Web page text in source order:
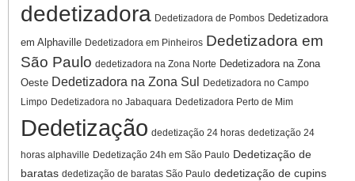
dedetizadora Dedetizadora de Pombos Dedetizadora
em Alphaville Dedetizadora em Pinheiros Dedetizadora em
São Paulo dedetizadora na Zona Norte Dedetizadora na Zona
Oeste Dedetizadora na Zona Sul
Dedetizadora no Campo
Limpo Dedetizadora no Jabaquara Dedetizadora Perto de Mim
Dedetização dedetização 24 horas dedetização 24
horas alphaville Dedetização 24h em São Paulo Dedetização de
baratas dedetização de baratas São Paulo dedetização de cupins